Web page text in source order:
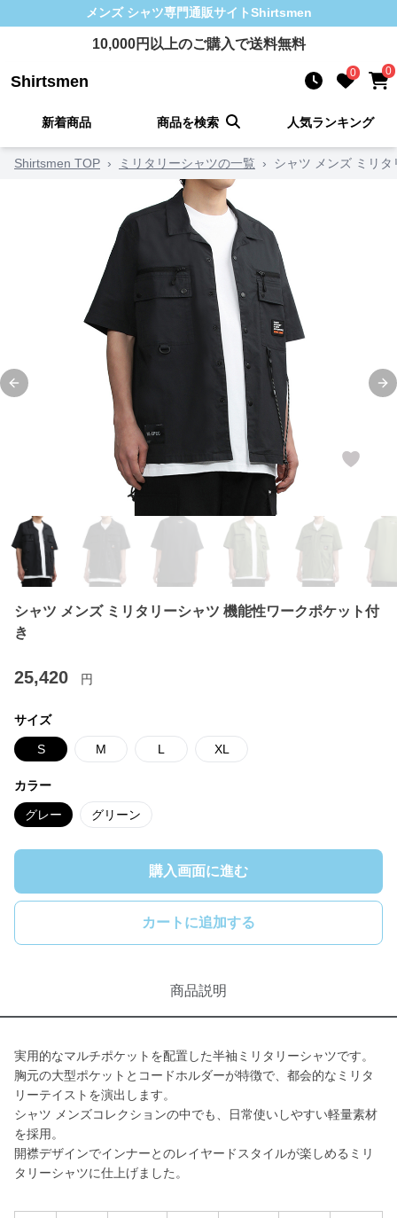
メンズ シャツ専門通販サイトShirtsmen
10,000円以上のご購入で送料無料
Shirtsmen 0 0
新着商品 商品を検索 人気ランキング
Shirtsmen TOP › ミリタリーシャツの一覧 › シャツ メンズ ミリ
Previous slide
シャツ メンズ ミリタリーシャツ 機能性ワークポケット付
き
25,420 円
サイズ
S M L XL
カラー
グレー グリーン
購入画面に進む
カートに追加する
商品説明
実用的なマルチポケットを配置した半袖ミリタリーシャツです。
胸元の大型ポケットとコードホルダーが特徴で、都会的なミリタ
リーテイストを演出します。
シャツ メンズコレクションの中でも、日常使いしやすい軽量素材
を採用。
開襟デザインでインナーとのレイヤードスタイルが楽しめるミリ
タリーシャツに仕上げました。